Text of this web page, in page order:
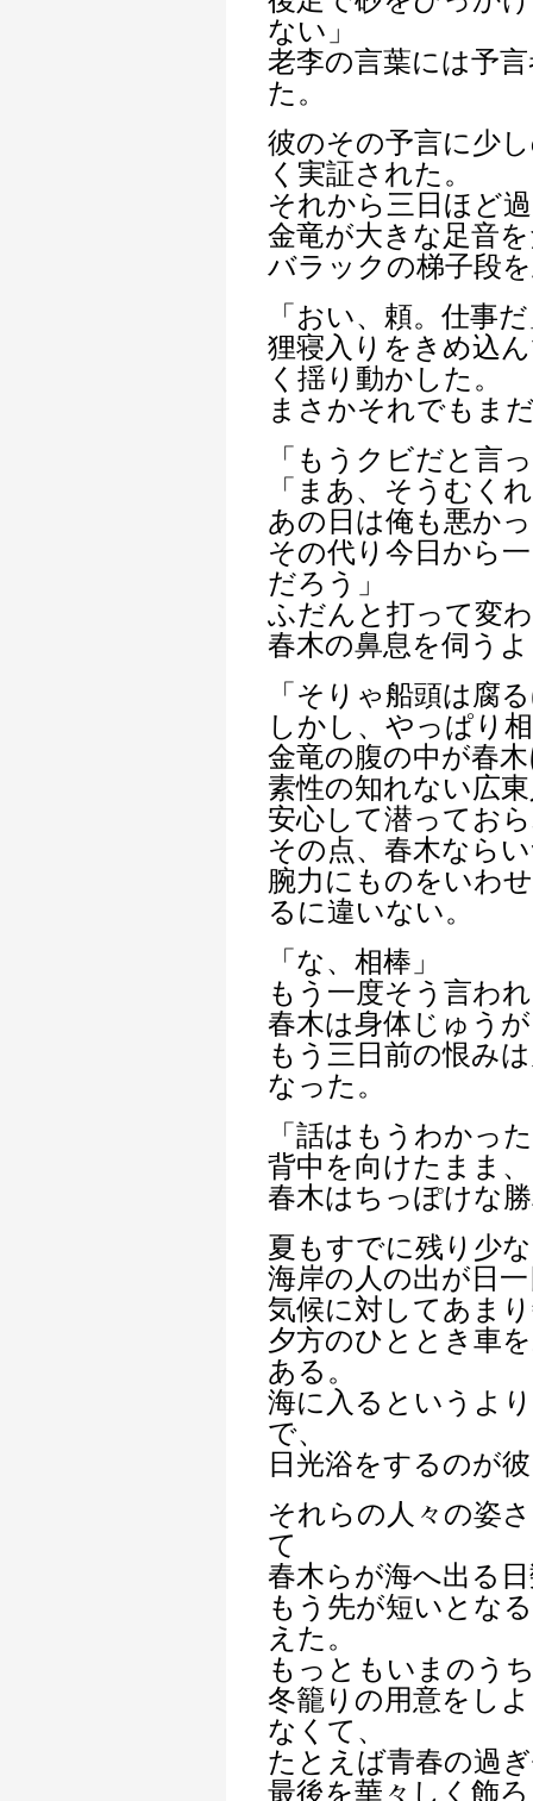
ない」
老李の言葉には予
た。
彼のその予言に少
く実証された。
それから三日ほど
金竜が大きな足音
バラックの梯子段
「おい、頼。仕事
狸寝入りをきめ込
く揺り動かした。
まさかそれでもま
「もうクビだと言
「まあ、そうむく
あの日は俺も悪か
その代り今日から
だろう」
ふだんと打って変
春木の鼻息を伺う
「そりゃ船頭は腐
しかし、やっぱり
金竜の腹の中が春
素性の知れない広
安心して潜ってお
その点、春木なら
腕力にものをいわ
るに違いない。
「な、相棒」
もう一度そう言わ
春木は身体じゅう
もう三日前の恨み
なった。
「話はもうわかっ
背中を向けたまま、
春木はちっぽけな
夏もすでに残り少
海岸の人の出が日
気候に対してあま
夕方のひととき車
ある。
海に入るというよ
で、
日光浴をするのが
それらの人々の姿
て
春木らが海へ出る
もう先が短いとな
えた。
もっともいまのう
冬籠りの用意をし
なくて、
たとえば青春の過
最後を華々しく飾